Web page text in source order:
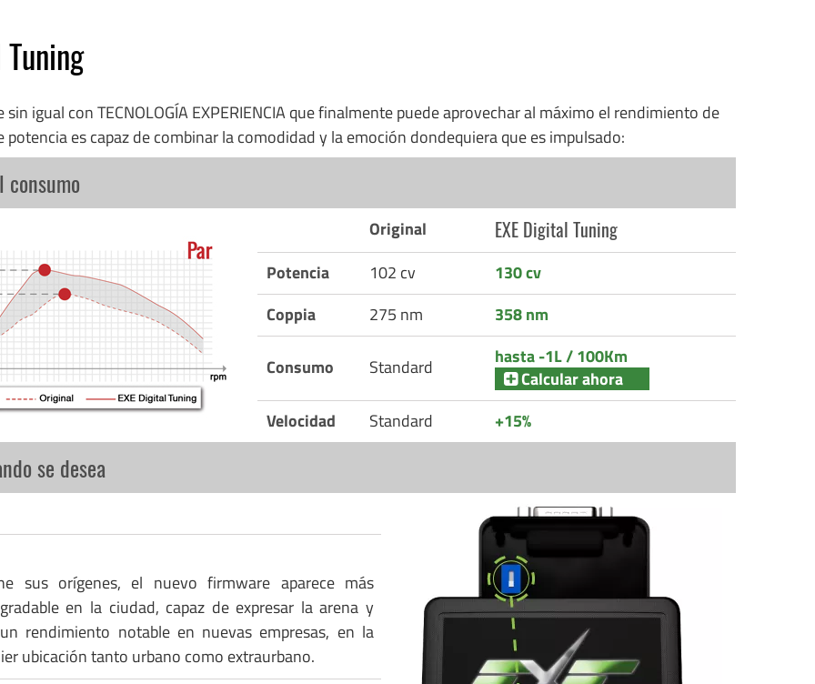
igual con TECNOLOGÍA EXPERIENCIA que finalmente puede aprovechar al máximo el rendimiento de
es capaz de combinar la comodidad y la emoción dondequiera que es impulsado:
Original EXE Digital Tuning
Potencia 102 cv
130 cv
Coppia
275 nm 358 nm
Consumo Standard
hasta -1L / 100Km
Calcular ahora
Velocidad
Standard +15%
se desea
sus orígenes, el nuevo firmware aparece más
en la ciudad, capaz de expresar la arena y
rendimiento notable en nuevas empresas, en la
ubicación tanto urbano como extraurbano.